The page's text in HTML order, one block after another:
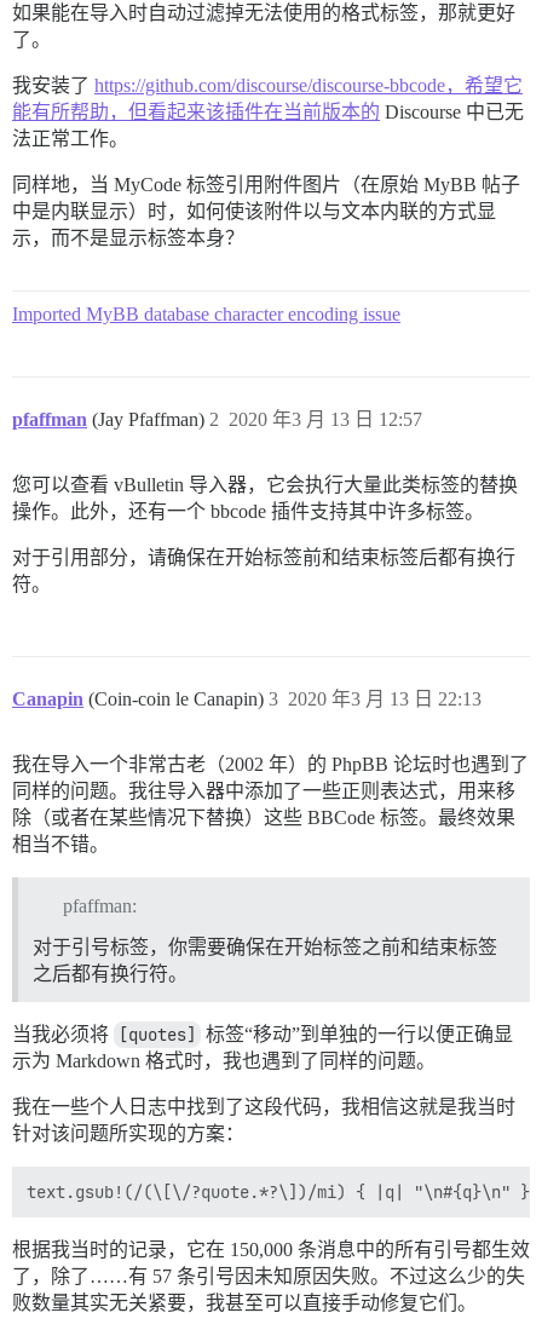
如果能在导入时自动过滤掉无法使用的格式标签，那就更好
了。
我安装了 https://github.com/discourse/discourse-bbcode，希望它
能有所帮助，但看起来该插件在当前版本的 Discourse 中已无
法正常工作。
同样地，当 MyCode 标签引用附件图片（在原始 MyBB 帖子
中是内联显示）时，如何使该附件以与文本内联的方式显
示，而不是显示标签本身？
Imported MyBB database character encoding issue
pfaffman (Jay Pfaffman) 2020 年3 月 13 日 12:57
2
您可以查看 vBulletin 导入器，它会执行大量此类标签的替换
操作。此外，还有一个 bbcode 插件支持其中许多标签。
对于引用部分，请确保在开始标签前和结束标签后都有换行
符。
Canapin (Coin-coin le Canapin) 2020 年3 月 13 日 22:13
3
我在导入一个非常古老（2002 年）的 PhpBB 论坛时也遇到了
同样的问题。我往导入器中添加了一些正则表达式，用来移
除（或者在某些情况下替换）这些 BBCode 标签。最终效果
相当不错。
pfaffman:
对于引号标签，你需要确保在开始标签之前和结束标签
之后都有换行符。
当我必须将 [quotes]
标签“移动”到单独的一行以便正确显
示为 Markdown 格式时，我也遇到了同样的问题。
我在一些个人日志中找到了这段代码，我相信这就是我当时
针对该问题所实现的方案：
根据我当时的记录，它在 150,000 条消息中的所有引号都生效
了，除了……有 57 条引号因未知原因失败。不过这么少的失
败数量其实无关紧要，我甚至可以直接手动修复它们。